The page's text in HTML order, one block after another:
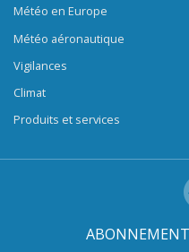
Météo en Europe
Météo aéronautique
Vigilances
Climat
Produits et services